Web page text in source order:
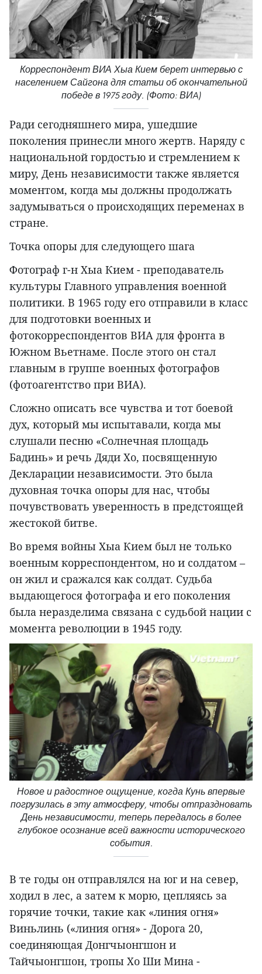
Корреспондент ВИА Хыа Кием берет интервью с
населением Сайгона для статьи об окончательной
победе в 1975 году. (Фото: ВИA)
Ради сегодняшнего мира, ушедшие
поколения принесли много жертв. Наряду с
национальной гордостью и стремлением к
миру, День независимости также является
моментом, когда мы должны продолжать
задумываться о происходящих переменах в
стране.
Точка опоры для следующего шага
Фотограф г-н Хыа Кием - преподаватель
культуры Главного управления военной
политики. В 1965 году его отправили в класс
для подготовки военных и
фотокорреспондентов ВИА для фронта в
Южном Вьетнаме. После этого он стал
главным в группе военных фотографов
(фотоагентство при ВИА).
Сложно описать все чувства и тот боевой
дух, который мы испытавали, когда мы
слушали песню «Солнечная площадь
Бадинь» и речь Дяди Хо, посвященную
Декларации независимости. Это была
духовная точка опоры для нас, чтобы
почувствовать уверенность в предстоящей
жестокой битве.
Во время войны Хыа Кием был не только
военным корреспондентом, но и солдатом –
он жил и сражался как солдат. Судьба
выдающегося фотографа и его поколения
была неразделима связана с судьбой нации с
момента революции в 1945 году.
Новое и радостное ощущение, когда Кунь впервые
погрузилась в эту атмосферу, чтобы отпраздновать
День независимости, теперь передалось в более
глубокое осознание всей важности исторического
события.
В те годы он отправлялся на юг и на север,
ходил в лес, а затем к морю, цепляясь за
горячие точки, такие как «линия огня»
Виньлинь («линия огня» - Дорога 20,
соединяющая Донгчыонгшон и
Тайчыонгшон, тропы Хо Ши Мина -